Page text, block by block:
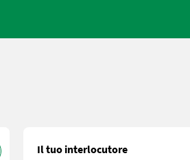
Il tuo interlocutore